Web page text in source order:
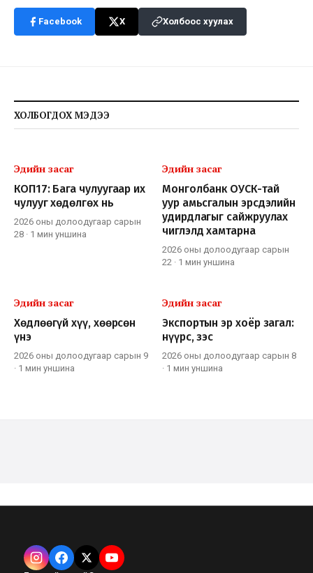
Facebook X Холбоос хуулах
ХОЛБОГДОХ МЭДЭЭ
Эдийн засаг
КОП17: Бага чулуугаар их
чулууг хөдөлгөх нь
2026 оны долоодугаар сарын
28 · 1 мин уншина
Эдийн засаг
Монголбанк ОУСК-тай
уур амьсгалын эрсдэлийн
удирдлагыг сайжруулах
чиглэлд хамтарна
2026 оны долоодугаар сарын
22 · 1 мин уншина
Эдийн засаг
Хөдлөөгүй хүү, хөөрсөн
үнэ
2026 оны долоодугаар сарын 9
· 1 мин уншина
Эдийн засаг
Экспортын эр хоёр загал:
нүүрс, зэс
2026 оны долоодугаар сарын 8
· 1 мин уншина